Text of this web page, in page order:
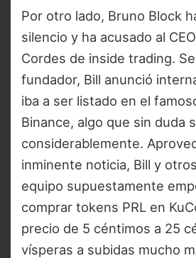
Por otro lado, Bruno Block
silencio y ha acusado al
Cordes de inside trading.
fundador, Bill anunció
iba a ser listado en el
Binance, algo que sin duda
considerablemente.
inminente noticia, Bill y
equipo supuestamente
comprar tokens PRL en
precio de 5 céntimos a 25
vísperas a subidas mucho